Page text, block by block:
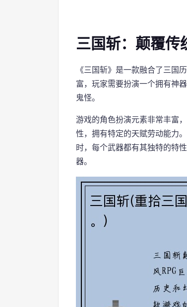
三国斩：颠覆传
《三国斩》是一款融合了三国
富，玩家需要扮演一个拥有神
鬼怪。
游戏的角色扮演元素非常丰富
性，拥有特定的天赋劳动能力
时，每个武器都有其独特的特
器。